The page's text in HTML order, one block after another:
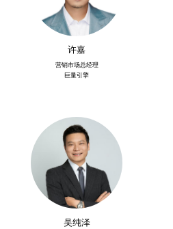
许嘉
营销市场总经理
巨量引擎
吴纯泽